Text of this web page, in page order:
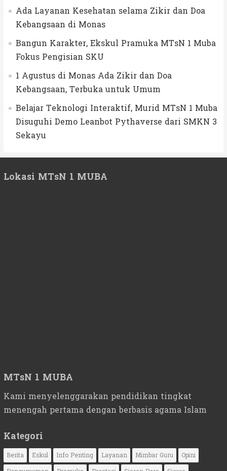
Ada Layanan Kesehatan selama Zikir dan Doa
Kebangsaan di Monas
Bangun Karakter, Ekskul Pramuka MTsN 1 Muba
Fokus Pengisian SKU
1 Agustus di Monas Ada Zikir dan Doa
Kebangsaan, Terbuka untuk Umum
Belajar Teknologi Interaktif, Murid MTsN 1 Muba
Disuguhi Demo Leanbot Pythaverse dari SMKN 3
Sekayu
Lokasi MTsN 1 MUBA
MTsN 1 MUBA
Kami menyelenggarakan pendidikan tingkat
menengah pertama dengan berbasis agama Islam
Kategori
Berita Eskul Info Penting Layanan Mimbar Guru
Opini